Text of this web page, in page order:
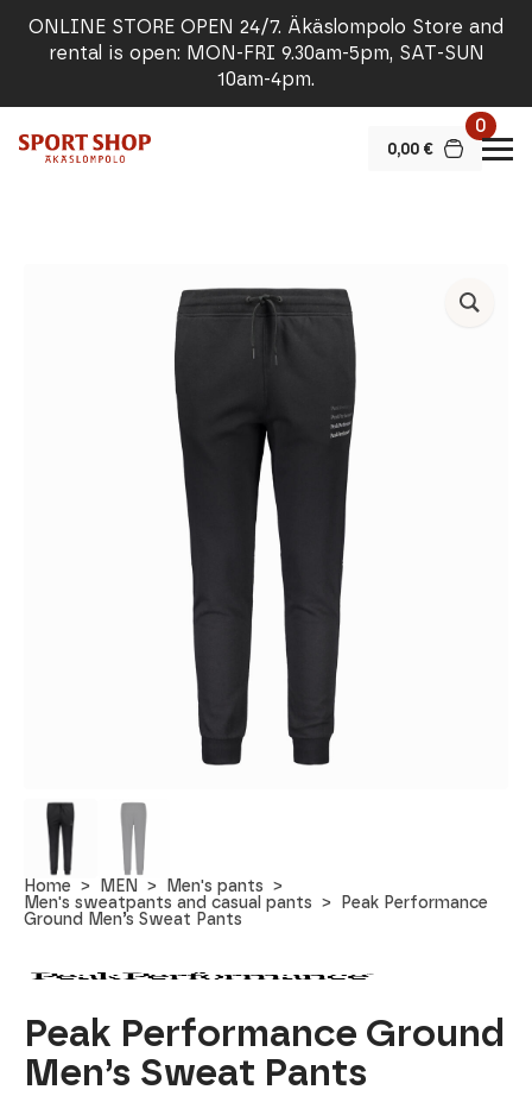
ONLINE STORE OPEN 24/7. Äkäslompolo Store and
rental is open: MON-FRI 9.30am-5pm, SAT-SUN
10am-4pm.
0,00 €
0
Home MEN
Men's pants
Men's sweatpants and casual pants
Peak Performance
Ground Men’s Sweat Pants
Peak Performance Ground
Men’s Sweat Pants